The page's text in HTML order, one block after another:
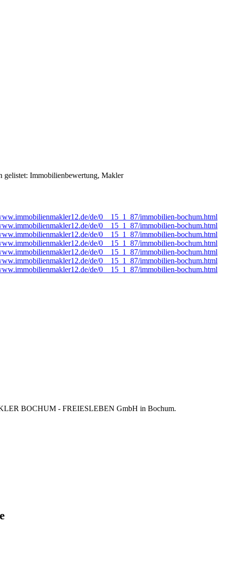
gelistet: Immobilienbewertung, Makler
de/0__15_1_87/immobilien-bochum.html
de/0__15_1_87/immobilien-bochum.html
de/0__15_1_87/immobilien-bochum.html
de/0__15_1_87/immobilien-bochum.html
de/0__15_1_87/immobilien-bochum.html
de/0__15_1_87/immobilien-bochum.html
de/0__15_1_87/immobilien-bochum.html
BOCHUM - FREIESLEBEN GmbH in Bochum.